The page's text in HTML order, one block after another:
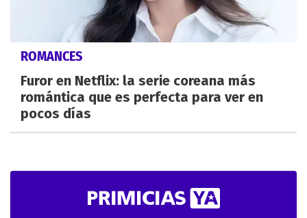
ROMANCES
Furor en Netflix: la serie coreana más
romántica que es perfecta para ver en
pocos días